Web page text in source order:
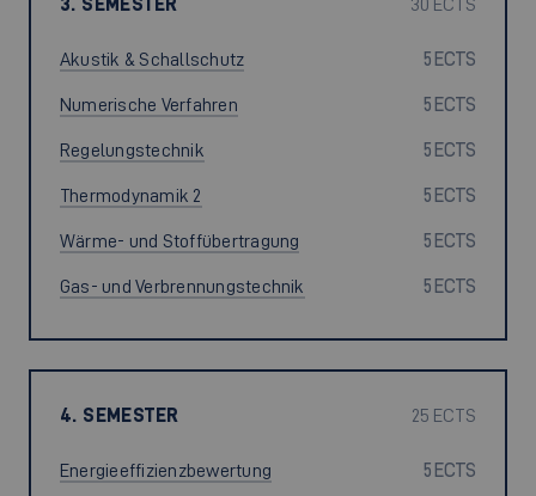
30 ECTS
Akustik & Schallschutz 5 ECTS
Numerische Verfahren 5 ECTS
Regelungstechnik 5 ECTS
Thermodynamik 2 5 ECTS
Wärme- und Stoffübertragung 5 ECTS
Gas- und Verbrennungstechnik 5 ECTS
4. SEMESTER 25 ECTS
Energieeffizienzbewertung 5 ECTS